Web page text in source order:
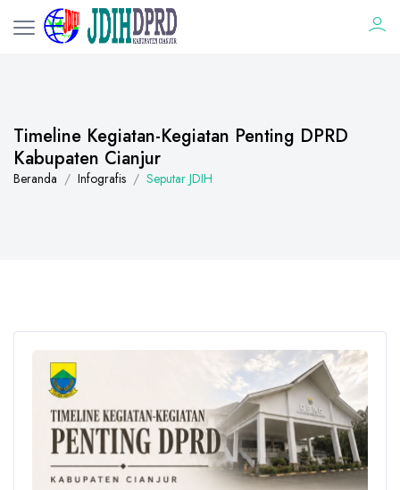
Timeline Kegiatan-Kegiatan Penting DPRD
Kabupaten Cianjur
Beranda Infografis Seputar JDIH